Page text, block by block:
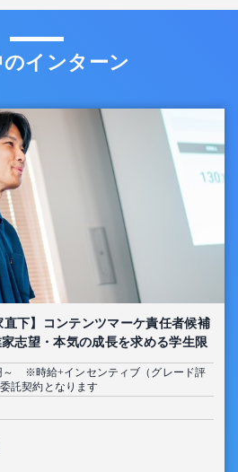
インターン
直下】コンテンツマーケ責任者候補
志望・本気の成長を求める学生限
～ ※時給+インセンティブ（グレード評
託契約となります